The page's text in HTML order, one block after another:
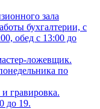
зала
бухгалтерии, с
обед с 13:00 до
ложевщик.
по
гравировка.
до 19.